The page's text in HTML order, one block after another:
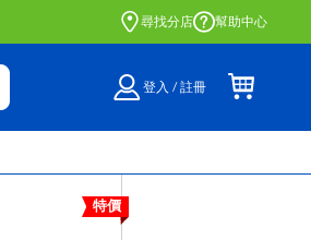
門店自取服務 網上購買並在店內
尋找分店 幫助中心
登入 / 註冊
特價